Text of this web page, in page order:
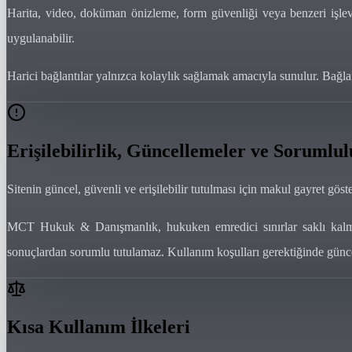
Harita, video, doküman önizleme, form güvenliği veya benzeri
uygulanabilir.
Harici bağlantılar yalnızca kolaylık sağlamak amacıyla sunulur.
Erişilebilirlik, Güncellemeler ve
Sitenin güncel, güvenli ve erişilebilir tutulması için makul gayret
MCT Hukuk & Danışmanlık, hukuken emredici sınırlar saklı
sonuçlardan sorumlu tutulamaz. Kullanım koşulları gerektiğinde
Kısa Kullanım İlkeleri